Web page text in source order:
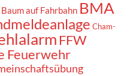
Baum auf Fahrbahn BMA
Cham-
FFW
Feuerwehr